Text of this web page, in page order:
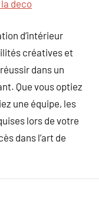
deco
d’intérieur
créatives et
dans un
Que vous optiez
une équipe, les
lors de votre
dans l’art de